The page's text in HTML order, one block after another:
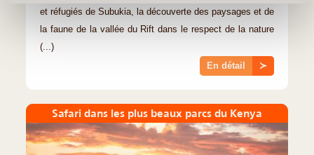
et réfugiés de Subukia, la découverte des paysages et de
la faune de la vallée du Rift dans le respect de la nature
(...)
En détail ≻
Safari dans les plus beaux parcs du Kenya